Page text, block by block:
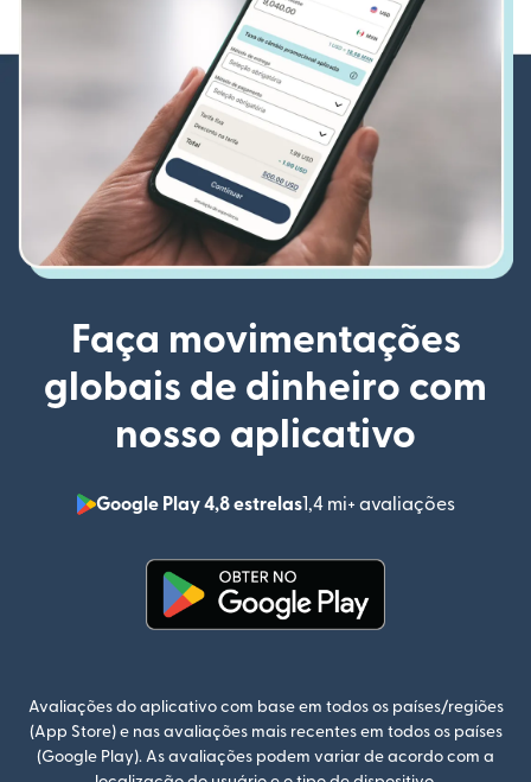
Faça movimentações
globais de dinheiro com
nosso aplicativo
Google Play 4,8 estrelas1,4 mi+ avaliações
(abre
Avaliações do aplicativo com base em todos os países/regiões
(App Store) e nas avaliações mais recentes em todos os países
(Google Play). As avaliações podem variar de acordo com a